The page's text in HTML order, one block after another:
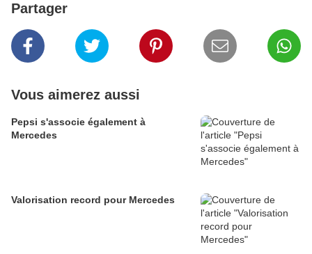
Partager
Vous aimerez aussi
Pepsi s'associe également à
Mercedes
Valorisation record pour Mercedes